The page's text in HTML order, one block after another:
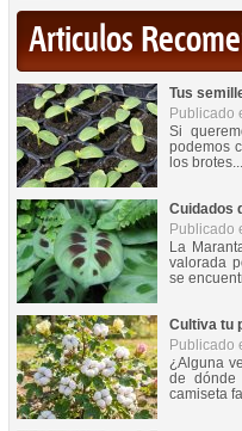
Articulos
Tus
Publicado
Si
podemos
los brotes...
Cuidados
Publicado
La
valorada
se
Cultiva tu
Publicado
¿Alguna
de
camiseta